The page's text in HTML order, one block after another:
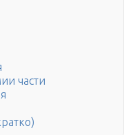
части